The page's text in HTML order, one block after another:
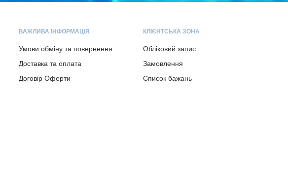
ВАЖЛИВА ІНФОРМАЦІЯ
Умови обміну та повернення
Доставка та оплата
Договір Оферти
КЛІЄНТСЬКА ЗОНА
Обліковий запис
Замовлення
Список бажань